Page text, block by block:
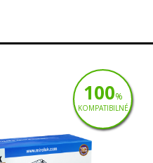
100%
KOMPATIBILNÉ